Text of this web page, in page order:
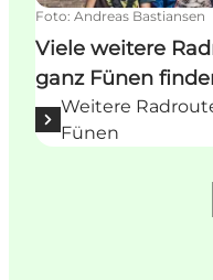
Foto: Andreas Bastiansen
Viele weitere
ganz Fünen
Weitere
Fünen